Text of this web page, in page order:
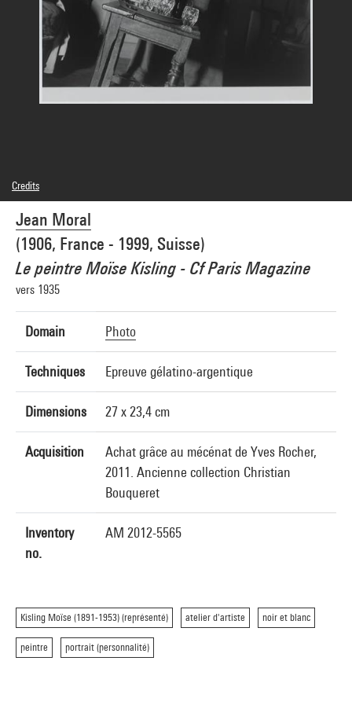
Jean Moral
(1906, France - 1999, Suisse)
Le peintre Moïse Kisling - Cf Paris Magazine
vers 1935
Domain Photo
Techniques Epreuve gélatino-argentique
Dimensions 27 x 23,4 cm
Acquisition
Achat grâce au mécénat de Yves Rocher,
2011. Ancienne collection Christian
Bouqueret
Inventory
no.
AM 2012-5565
Kisling Moïse (1891-1953) (représenté) atelier d'artiste noir et blanc
peintre portrait (personnalité)
Credits
© Jean Moral, Brigitte Moral, SAIF
Photo credits : Centre Pompidou, MNAM-CCI/Samuel Kalika/Dist. GrandPalaisRmn
Image reference : 4N84034
Image presentation :GrandPalaisRmnPhoto